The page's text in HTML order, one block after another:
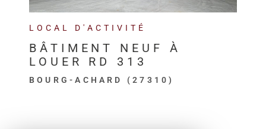
LOCAL D'ACTIVITÉ
BÂTIMENT NEUF À
LOUER RD 313
BOURG-ACHARD (27310)